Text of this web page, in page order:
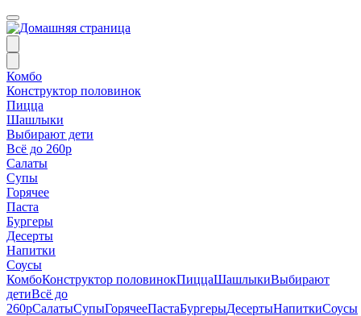
Комбо
Конструктор половинок
Пицца
Шашлыки
Выбирают дети
Всё до 260р
Салаты
Супы
Горячее
Паста
Бургеры
Десерты
Напитки
Соусы
КомбоКонструктор половинокПиццаШашлыкиВыбирают
детиВсё до
260рСалатыСупыГорячееПастаБургерыДесертыНапиткиСоусы